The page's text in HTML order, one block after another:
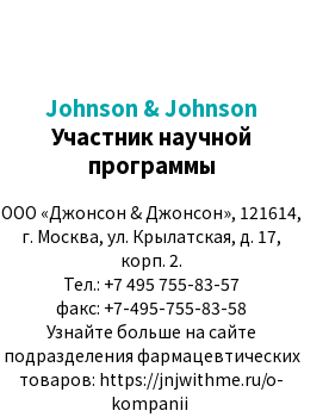
Johnson & Johnson
Участник научной
программы
ООО «Джонсон & Джонсон», 121614,
г. Москва, ул. Крылатская, д. 17,
корп. 2.
Тел.: +7 495 755-83-57
факс: +7-495-755-83-58
Узнайте больше на сайте
подразделения фармацевтических
товаров: https://jnjwithme.ru/o-
kompanii